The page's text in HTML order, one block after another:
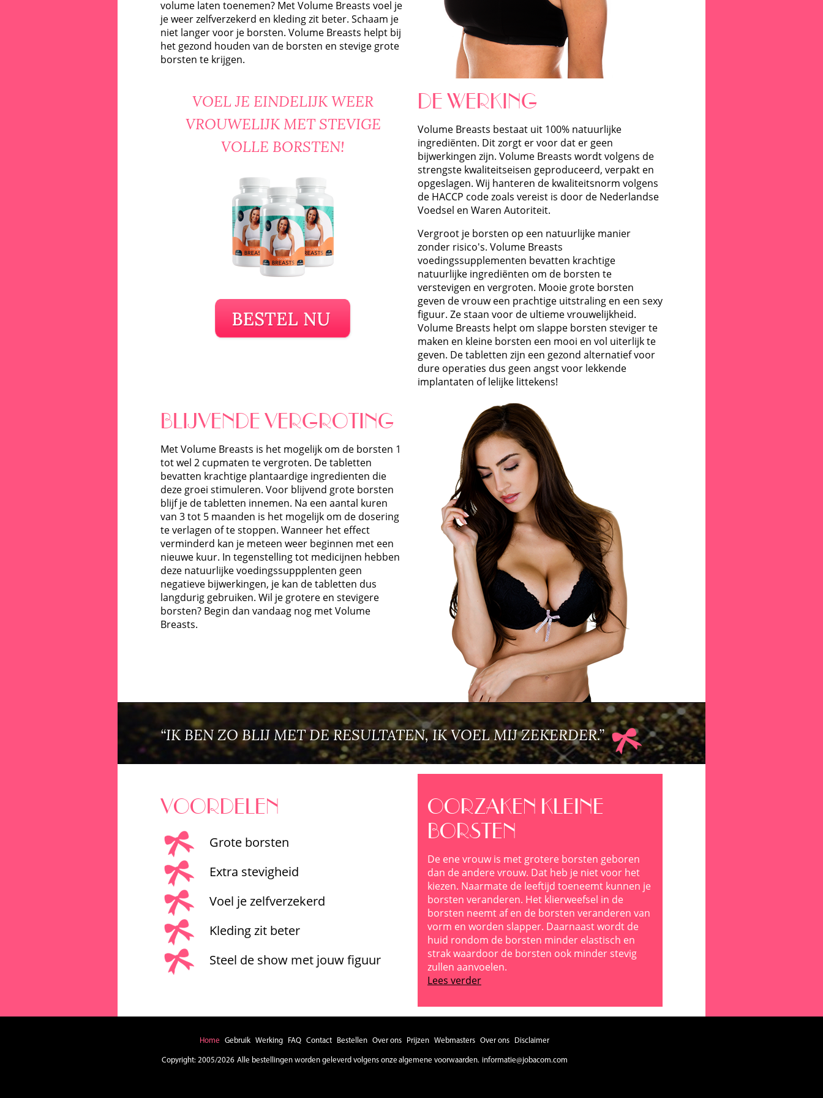
volume laten toenemen? Met Volume Breasts voel je
je weer zelfverzekerd en kleding zit beter. Schaam je
niet langer voor je borsten. Volume Breasts helpt bij
het gezond houden van de borsten en stevige grote
borsten te krijgen.
VOEL JE EINDELIJK WEER
VROUWELIJK MET STEVIGE
VOLLE BORSTEN!
DE WERKING
Volume Breasts bestaat uit 100% natuurlijke
ingrediënten. Dit zorgt er voor dat er geen
bijwerkingen zijn. Volume Breasts wordt volgens de
strengste kwaliteitseisen geproduceerd, verpakt en
opgeslagen. Wij hanteren de kwaliteitsnorm volgens
de HACCP code zoals vereist is door de Nederlandse
Voedsel en Waren Autoriteit.
Vergroot je borsten op een natuurlijke manier
zonder risico's. Volume Breasts
voedingssupplementen bevatten krachtige
natuurlijke ingrediënten om de borsten te
verstevigen en vergroten. Mooie grote borsten
geven de vrouw een prachtige uitstraling en een sexy
figuur. Ze staan voor de ultieme vrouwelijkheid.
Volume Breasts helpt om slappe borsten steviger te
maken en kleine borsten een mooi en vol uiterlijk te
geven. De tabletten zijn een gezond alternatief voor
dure operaties dus geen angst voor lekkende
implantaten of lelijke littekens!
BLIJVENDE VERGROTING
Met Volume Breasts is het mogelijk om de borsten 1
tot wel 2 cupmaten te vergroten. De tabletten
bevatten krachtige plantaardige ingredienten die
deze groei stimuleren. Voor blijvend grote borsten
blijf je de tabletten innemen. Na een aantal kuren
van 3 tot 5 maanden is het mogelijk om de dosering
te verlagen of te stoppen. Wanneer het effect
verminderd kan je meteen weer beginnen met een
nieuwe kuur. In tegenstelling tot medicijnen hebben
deze natuurlijke voedingssuppplenten geen
negatieve bijwerkingen, je kan de tabletten dus
langdurig gebruiken. Wil je grotere en stevigere
borsten? Begin dan vandaag nog met Volume
Breasts.
“IK BEN ZO BLIJ MET DE RESULTATEN, IK VOEL MIJ ZEKERDER.”
VOORDELEN
Grote borsten
Extra stevigheid
Voel je zelfverzekerd
Kleding zit beter
Steel de show met jouw figuur
OORZAKEN KLEINE
BORSTEN
De ene vrouw is met grotere borsten geboren
dan de andere vrouw. Dat heb je niet voor het
kiezen. Naarmate de leeftijd toeneemt kunnen je
borsten veranderen. Het klierweefsel in de
borsten neemt af en de borsten veranderen van
vorm en worden slapper. Daarnaast wordt de
huid rondom de borsten minder elastisch en
strak waardoor de borsten ook minder stevig
zullen aanvoelen.
Lees verder
Home Gebruik Werking FAQ Contact Bestellen Over ons Prijzen Webmasters Over ons Disclaimer
Copyright: 2005/2026 Alle bestellingen worden geleverd volgens onze algemene voorwaarden. informatie@jobacom.com